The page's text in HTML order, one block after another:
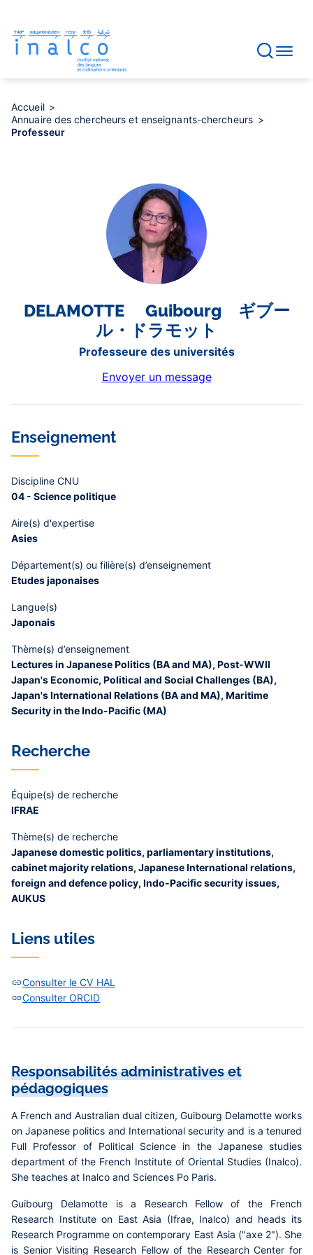
contenu
principal
Accueil
Annuaire des chercheurs et enseignants-chercheurs
Professeur
DELAMOTTE
Guibourg ギブー
ル・ドラモット
Professeure des universités
Envoyer un message
Enseignement
Discipline CNU
04 - Science politique
Aire(s) d'expertise
Asies
Département(s) ou filière(s) d’enseignement
Etudes japonaises
Langue(s)
Japonais
Thème(s) d’enseignement
Lectures in Japanese Politics (BA and MA), Post-WWII
Japan's Economic, Political and Social Challenges (BA),
Japan's International Relations (BA and MA), Maritime
Security in the Indo-Pacific (MA)
Recherche
Équipe(s) de recherche
IFRAE
Thème(s) de recherche
Japanese domestic politics, parliamentary institutions,
cabinet majority relations, Japanese International relations,
foreign and defence policy, Indo-Pacific security issues,
AUKUS
Liens utiles
Consulter le CV HAL
Consulter ORCID
Responsabilités administratives et
pédagogiques
A French and Australian dual citizen, Guibourg Delamotte works
on Japanese politics and International security and is a tenured
Full Professor of Political Science in the Japanese studies
department of the French Institute of Oriental Studies (Inalco).
She teaches at Inalco and Sciences Po Paris.
Guibourg Delamotte is a Research Fellow of the French
Research Institute on East Asia (Ifrae, Inalco) and heads its
Research Programme on contemporary East Asia ("axe 2"). She
is Senior Visiting Research Fellow of the Research Center for